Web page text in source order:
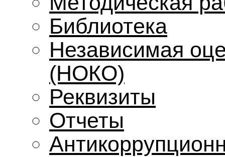
Библиотека
Независимая
(НОКО)
Реквизиты
Отчеты